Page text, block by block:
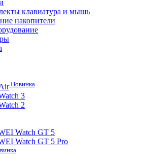
клавиатура и мышь
накопители
Новинка
3
2
Watch GT 5
Watch GT 5 Pro